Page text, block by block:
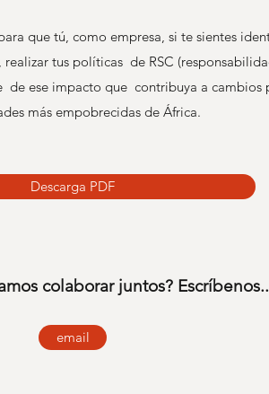
que tú, como empresa, si te sientes
tus políticas de RSC
ese impacto que contribuya a cambios
más empobrecidas de África.
Descarga PDF
colaborar juntos?
email